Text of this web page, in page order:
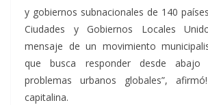
y gobiernos subnacionales de 140
Ciudades y Gobiernos Locales
mensaje de un movimiento
que busca responder desde
problemas urbanos globales”,
capitalina.